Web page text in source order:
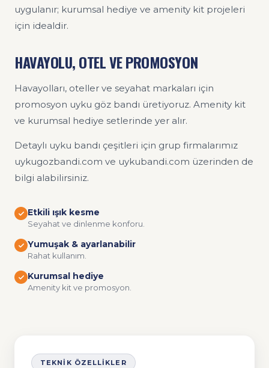
uygulanır; kurumsal hediye ve amenity kit projeleri
için idealdir.
HAVAYOLU, OTEL VE PROMOSYON
Havayolları, oteller ve seyahat markaları için
promosyon uyku göz bandı üretiyoruz. Amenity kit
ve kurumsal hediye setlerinde yer alır.
Detaylı uyku bandı çeşitleri için grup firmalarımız
uykugozbandi.com ve uykubandi.com üzerinden de
bilgi alabilirsiniz.
Etkili ışık kesme
Seyahat ve dinlenme konforu.
Yumuşak & ayarlanabilir
Rahat kullanım.
Kurumsal hediye
Amenity kit ve promosyon.
TEKNIK ÖZELLIKLER